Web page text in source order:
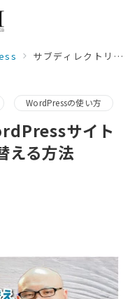
サブディレクトリのWordPressサイトをリニューアルで切り替える方法
WordPressの使い方
サイト
える方法